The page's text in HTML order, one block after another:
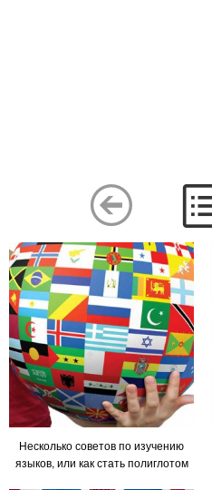
Несколько советов по изучению
языков, или как стать полиглотом